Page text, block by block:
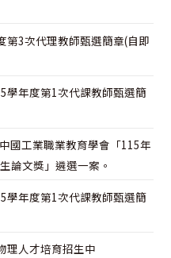
第3次代理教師甄選簡章(自即
學年度第1次代課教師甄選簡
國工業職業教育學會「115年
論文獎」遴選一案。
學年度第1次代課教師甄選簡
理人才培育招生中